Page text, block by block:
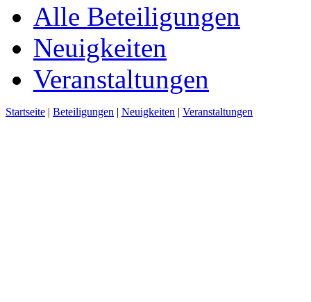
Alle Beteiligungen
Neuigkeiten
Veranstaltungen
Startseite | Beteiligungen | Neuigkeiten | Veranstaltungen